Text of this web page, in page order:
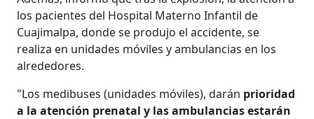
los pacientes del Hospital Materno Infantil de
Cuajimalpa, donde se produjo el accidente, se
realiza en unidades móviles y ambulancias en los
alrededores.
"Los medibuses (unidades móviles), darán prioridad
a la atención prenatal y las ambulancias estarán